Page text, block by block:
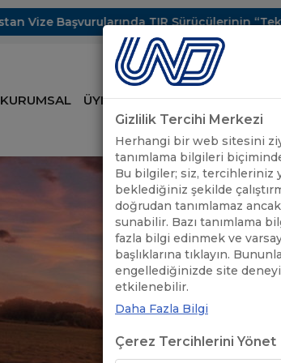
Başvurularında TIR Sürücülerinin “Tek
KURUMSAL ÜYELİK HİZMETLERİMİZ
Gizlilik Tercihi Merkezi
Herhangi bir web sitesini
tanımlama bilgileri
Bu bilgiler; siz, tercihleriniz
beklediğiniz şekilde
doğrudan tanımlamaz
sunabilir. Bazı tanımlama
fazla bilgi edinmek ve
başlıklarına tıklayın.
engellediğinizde site
etkilenebilir.
Daha Fazla Bilgi
Çerez Tercihlerini Yönet